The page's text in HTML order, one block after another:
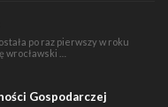
po raz pierwszy w roku
wrocławski …
Gospodarczej